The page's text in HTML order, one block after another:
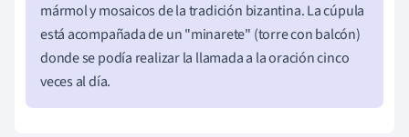
mármol y mosaicos de la tradición bizantina. La cúpula
está acompañada de un "minarete" (torre con balcón)
donde se podía realizar la llamada a la oración cinco
veces al día.